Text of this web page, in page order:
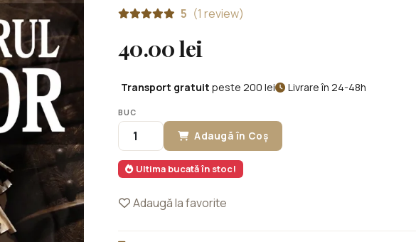
5 (1 review)
40.00 lei
Transport gratuit peste 200 lei Livrare în 24-48h
BUC
Adaugă în Coș
Ultima bucată în stoc!
Adaugă la favorite